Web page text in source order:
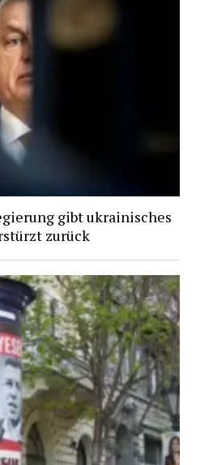
gibt ukrainisches
zurück